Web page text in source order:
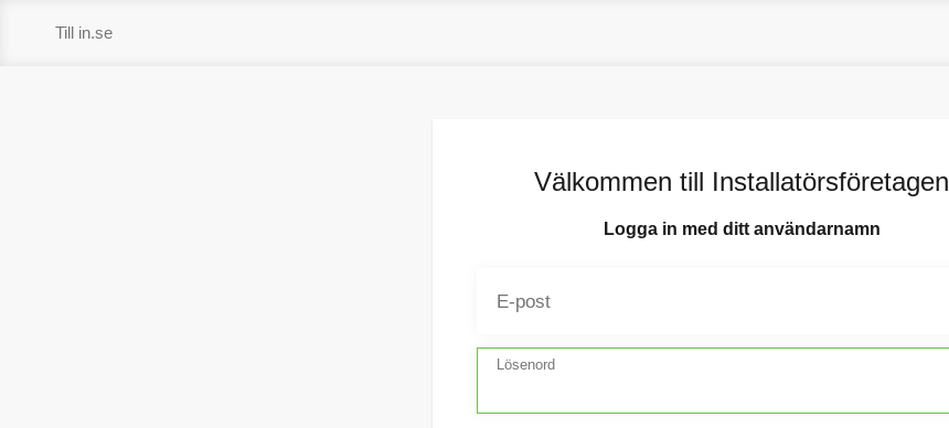
Till in.se
Välkommen till Installatörsföretagen
Logga in med ditt användarnamn
E-post
Lösenord